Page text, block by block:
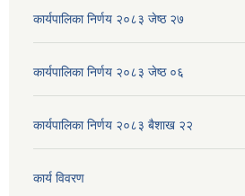
कार्यपालिका निर्णय २०८३ जेष्ठ २७
कार्यपालिका निर्णय २०८३ जेष्ठ ०६
कार्यपालिका निर्णय २०८३ बैशाख २२
कार्य विवरण